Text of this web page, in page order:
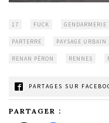
17 FUCK GENDARMERIE
PARTERRE PAYSAGE URBAIN
RENAN PÉRON RENNES
PARTAGES SUR
PARTAGER :